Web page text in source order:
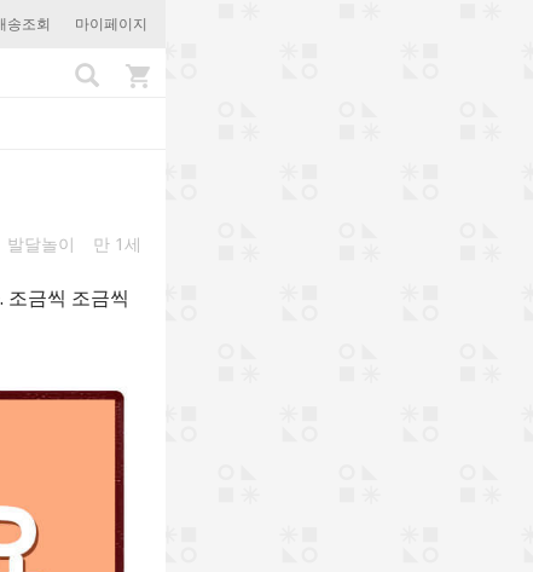
송조회 마이페이지
발달놀이 만 1세
조금씩 조금씩